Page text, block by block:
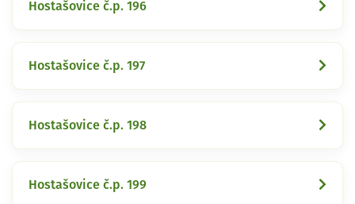
Hostašovice č.p. 196
Hostašovice č.p. 197
Hostašovice č.p. 198
Hostašovice č.p. 199